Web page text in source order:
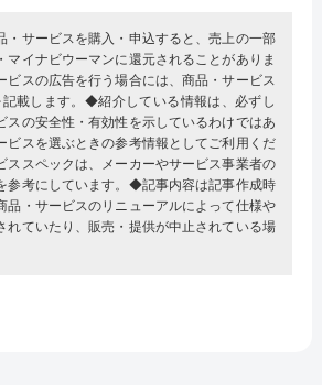
サービスを購入・申込すると、売上の一部
マイナビウーマンに還元されることがありま
スの広告を行う場合には、商品・サービス
載します。◆紹介している情報は、必ずし
スの安全性・有効性を示しているわけではあ
ビスを選ぶときの参考情報としてご利用くだ
スペックは、メーカーやサービス事業者の
参考にしています。◆記事内容は記事作成時
品・サービスのリニューアルによって仕様や
れていたり、販売・提供が中止されている場